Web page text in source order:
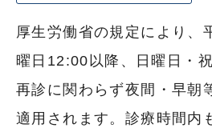
厚生労働省の規定により、
曜日12:00以降、日曜日・
再診に関わらず夜間・早朝
適用されます。診療時間内